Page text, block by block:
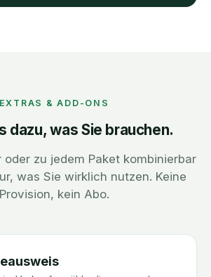
EXTRAS & ADD-ONS
dazu, was Sie brauchen.
oder zu jedem Paket kombinierbar
was Sie wirklich nutzen. Keine
Provision, kein Abo.